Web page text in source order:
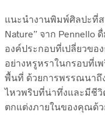
แนะนำงานพิมพ์ศิลปะที่ส
Nature” จาก Pennello
องค์ประกอบที่เปลี่ยวข
อย่างหรูหราในกรอบที่เ
พื้นที่ ด้วยการพรรณนาถึ
ไหวพริบที่น่าทึ่งและมีชี
ตกแต่งภายในของคุณด้